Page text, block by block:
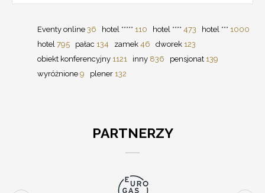
Eventy online 36 hotel ***** 110 hotel **** 473 hotel *** 1000
hotel 795 pałac 134 zamek 46 dworek 123
obiekt konferencyjny 1121 inny 836 pensjonat 139
wyróżnione 9 plener 132
PARTNERZY